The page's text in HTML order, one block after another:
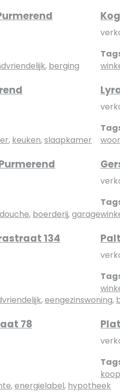
, berging
, keuken,slaapkamer
, boerderij,garage
134
,eengezinswoning,
78
,energielabel, hypotheek